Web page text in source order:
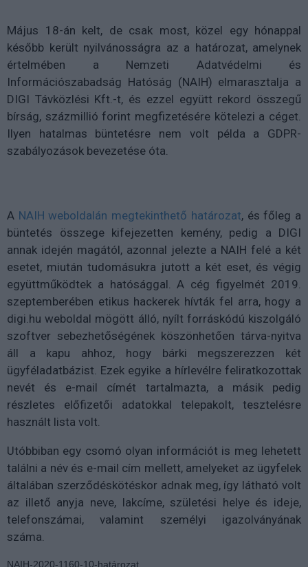
Május 18-án kelt, de csak most, közel egy hónappal
később került nyilvánosságra az a határozat, amelynek
értelmében a Nemzeti Adatvédelmi és
Információszabadság Hatóság (NAIH) elmarasztalja a
DIGI Távközlési Kft.-t, és ezzel együtt rekord összegű
bírság, százmillió forint megfizetésére kötelezi a céget.
Ilyen hatalmas büntetésre nem volt példa a GDPR-
szabályozások bevezetése óta.
A NAIH weboldalán megtekinthető határozat, és főleg a
büntetés összege kifejezetten kemény, pedig a DIGI
annak idején magától, azonnal jelezte a NAIH felé a két
esetet, miután tudomásukra jutott a két eset, és végig
együttműködtek a hatósággal. A cég figyelmét 2019.
szeptemberében etikus hackerek hívták fel arra, hogy a
digi.hu weboldal mögött álló, nyílt forráskódú kiszolgáló
szoftver sebezhetőségének köszönhetően tárva-nyitva
áll a kapu ahhoz, hogy bárki megszerezzen két
ügyféladatbázist. Ezek egyike a hírlevélre feliratkozottak
nevét és e-mail címét tartalmazta, a másik pedig
részletes előfizetői adatokkal telepakolt, tesztelésre
használt lista volt.
Utóbbiban egy csomó olyan információt is meg lehetett
találni a név és e-mail cím mellett, amelyeket az ügyfelek
általában szerződéskötéskor adnak meg, így látható volt
az illető anyja neve, lakcíme, születési helye és ideje,
telefonszámai, valamint személyi igazolványának
száma.
NAIH-2020-1160-10-határozat